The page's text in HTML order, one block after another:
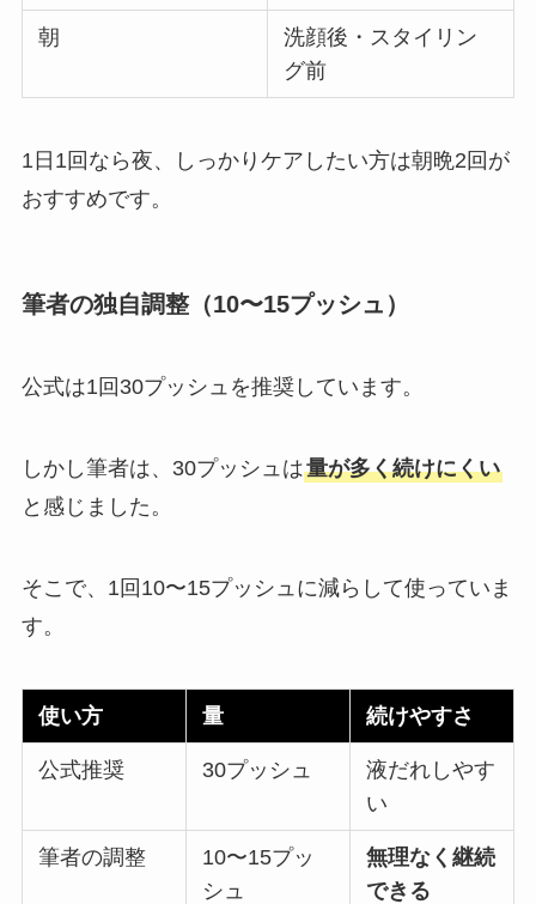
朝
洗顔後・スタイリン
グ前
1日1回なら夜、しっかりケアしたい方は朝晩2回が
おすすめです。
筆者の独自調整（10〜15プッシュ）
公式は1回30プッシュを推奨しています。
しかし筆者は、30プッシュは量が多く続けにくい
と感じました。
そこで、1回10〜15プッシュに減らして使っていま
す。
使い方 量 続けやすさ
公式推奨 30プッシュ
液だれしやす
い
筆者の調整
10〜15プッ
シュ
無理なく継続
できる